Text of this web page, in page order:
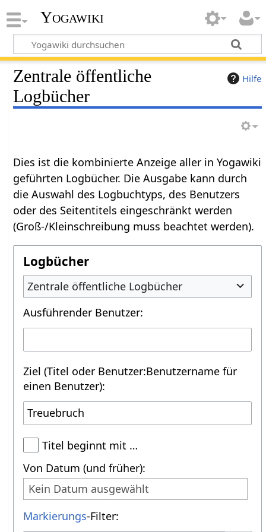
Yogawiki
Hilfe
Zentrale öffentliche
Logbücher
Dies ist die kombinierte Anzeige aller in Yogawiki
geführten Logbücher. Die Ausgabe kann durch
die Auswahl des Logbuchtyps, des Benutzers
oder des Seitentitels eingeschränkt werden
(Groß-/Kleinschreibung muss beachtet werden).
Logbücher
Zentrale öffentliche Logbücher
Ausführender Benutzer:
Ziel (Titel oder Benutzer:Benutzername für
einen Benutzer):
Titel beginnt mit …
Von Datum (und früher):
Kein Datum ausgewählt
Markierungs-Filter: